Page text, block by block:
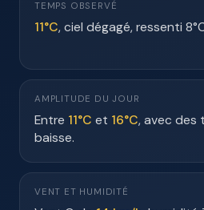
TEMPS OBSERVÉ
11°C, ciel dégagé, ressenti
AMPLITUDE DU JOUR
Entre 11°C et 16°C, avec des
baisse.
VENT ET HUMIDITÉ